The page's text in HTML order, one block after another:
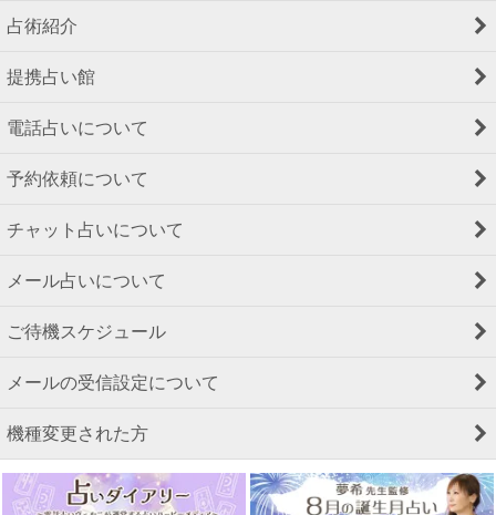
占術紹介
提携占い館
電話占いについて
予約依頼について
チャット占いについて
メール占いについて
ご待機スケジュール
メールの受信設定について
機種変更された方